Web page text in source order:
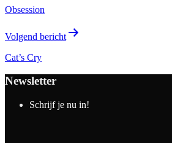
Obsession
Volgend bericht
Cat’s Cry
Newsletter
Schrijf je nu in!